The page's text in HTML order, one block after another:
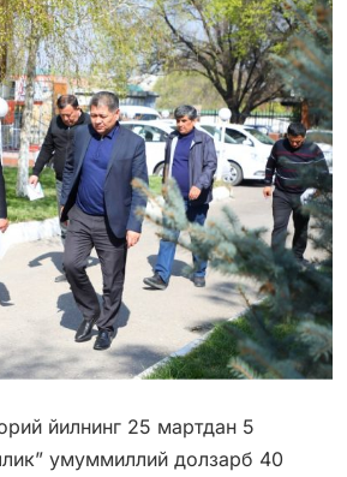
йилнинг 25 мартдан 5
умуммиллий долзарб 40